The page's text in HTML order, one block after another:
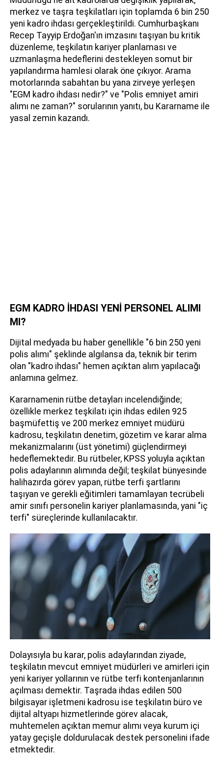
merkez ve taşra teşkilatları için toplamda 6 bin 250
yeni kadro ihdası gerçekleştirildi. Cumhurbaşkanı
Recep Tayyip Erdoğan'ın imzasını taşıyan bu kritik
düzenleme, teşkilatın kariyer planlaması ve
uzmanlaşma hedeflerini destekleyen somut bir
yapılandırma hamlesi olarak öne çıkıyor. Arama
motorlarında sabahtan bu yana zirveye yerleşen
"EGM kadro ihdası nedir?" ve "Polis emniyet amiri
alımı ne zaman?" sorularının yanıtı, bu Kararname ile
yasal zemin kazandı.
EGM KADRO İHDASI YENİ PERSONEL ALIMI
MI?
Dijital medyada bu haber genellikle "6 bin 250 yeni
polis alımı" şeklinde algılansa da, teknik bir terim
olan "kadro ihdası" hemen açıktan alım yapılacağı
anlamına gelmez.
Kararnamenin rütbe detayları incelendiğinde;
özellikle merkez teşkilatı için ihdas edilen 925
başmüfettiş ve 200 merkez emniyet müdürü
kadrosu, teşkilatın denetim, gözetim ve karar alma
mekanizmalarını (üst yönetimi) güçlendirmeyi
hedeflemektedir. Bu rütbeler, KPSS yoluyla açıktan
polis adaylarının alımında değil; teşkilat bünyesinde
halihazırda görev yapan, rütbe terfi şartlarını
taşıyan ve gerekli eğitimleri tamamlayan tecrübeli
amir sınıfı personelin kariyer planlamasında, yani "iç
terfi" süreçlerinde kullanılacaktır.
Dolayısıyla bu karar, polis adaylarından ziyade,
teşkilatın mevcut emniyet müdürleri ve amirleri için
yeni kariyer yollarının ve rütbe terfi kontenjanlarının
açılması demektir. Taşrada ihdas edilen 500
bilgisayar işletmeni kadrosu ise teşkilatın büro ve
dijital altyapı hizmetlerinde görev alacak,
muhtemelen açıktan memur alımı veya kurum içi
yatay geçişle doldurulacak destek personelini ifade
etmektedir.